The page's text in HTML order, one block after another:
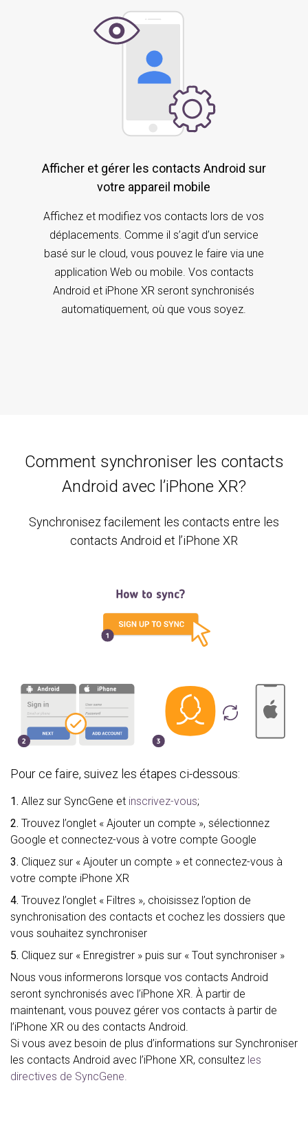
Afficher et gérer les contacts Android sur
votre appareil mobile
Affichez et modifiez vos contacts lors de vos
déplacements. Comme il s’agit d’un service
basé sur le cloud, vous pouvez le faire via une
application Web ou mobile. Vos contacts
Android et iPhone XR seront synchronisés
automatiquement, où que vous soyez.
Comment synchroniser les contacts
Android avec l’iPhone XR?
Synchronisez facilement les contacts entre les
contacts Android et l’iPhone XR
Pour ce faire, suivez les étapes ci-dessous:
1. Allez sur SyncGene et inscrivez-vous;
2. Trouvez l’onglet « Ajouter un compte », sélectionnez
Google et connectez-vous à votre compte Google
3. Cliquez sur « Ajouter un compte » et connectez-vous à
votre compte iPhone XR
4. Trouvez l’onglet « Filtres », choisissez l’option de
synchronisation des contacts et cochez les dossiers que
vous souhaitez synchroniser
5. Cliquez sur « Enregistrer » puis sur « Tout synchroniser »
Nous vous informerons lorsque vos contacts Android
seront synchronisés avec l’iPhone XR. À partir de
maintenant, vous pouvez gérer vos contacts à partir de
l’iPhone XR ou des contacts Android.
Si vous avez besoin de plus d’informations sur Synchroniser
les contacts Android avec l’iPhone XR, consultez les
directives de SyncGene.